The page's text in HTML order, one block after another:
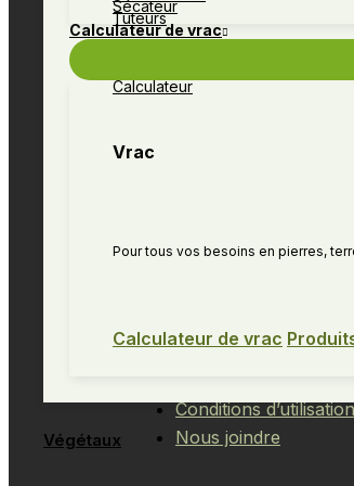
Sécateur
Tuteurs
Calculateur de vrac
Calculateur
Vrac
Pour tous vos besoins en pierres,
Calculateur de vrac
Végétaux
Catalogue
Boutique
Pour en savoir
Politique de retour
Conditions d’utilisation
Nous joindre